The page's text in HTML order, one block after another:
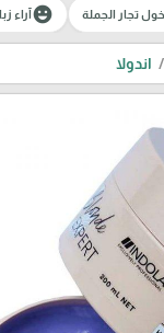
تجار الجملة emoji_emotionsآراء
اندولا